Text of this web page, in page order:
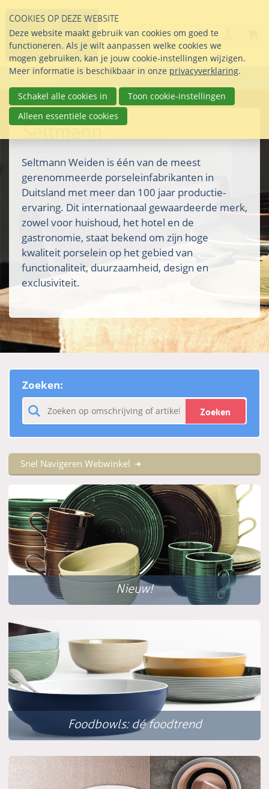
links
over
Direct
naar
inhoud
Direct
naar
het
info@seltmann-
Stel uw vraag
085 76 07 000
Search
Menu
Seltmann
Seltmann Weiden is één van de meest
gerenommeerde porseleinfabrikanten in
Duitsland met meer dan 100 jaar productie-
ervaring. Dit internationaal gewaardeerde merk,
zowel voor huishoud, het hotel en de
gastronomie, staat bekend om zijn hoge
kwaliteit porselein op het gebied van
functionaliteit, duurzaamheid, design en
exclusiviteit.
Zoeken:
Zoeken
Snel Navigeren Webwinkel
Nieuw!
Foodbowls: dé foodtrend
COOKIES OP DEZE WEBSITE
Deze website maakt gebruik van cookies om goed te
functioneren. Als je wilt aanpassen welke cookies we
mogen gebruiken, kan je jouw cookie-instellingen wijzigen.
Meer informatie is beschikbaar in onze privacyverklaring.
Schakel alle cookies in
Toon cookie-instellingen
Alleen essentiële cookies